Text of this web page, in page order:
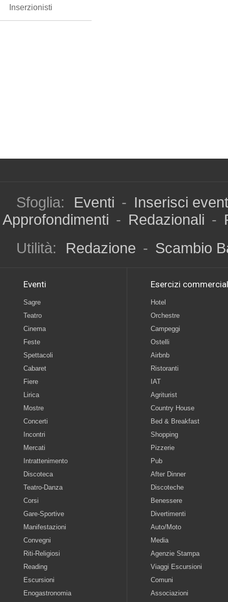
Inserzionisti
Sfoglia: Eventi - Inserisci
Approfondimenti - Redazionali -
Utilità:
Redazione - Scambio
Eventi
Sagre
Teatro
Cinema
Feste
Spettacoli
Cabaret
Fiere
Lirica
Mostre
Concerti
Incontri
Mercati
Intrattenimento
Discoteca
Teatro-Danza
Corsi
Gare-Sportive
Manifestazioni
Convegni
Riti-Religiosi
Reading
Escursioni
Enogastronomia
Esercizi
Hotel
Orchestre
Campeggi
Ostelli
Airbnb
Ristoranti
IAT
Agriturist
Country House
Bed & Breakfast
Shopping
Pizzerie
Pub
After Dinner
Discoteche
Benessere
Divertimenti
Auto/Moto
Media
Agenzie Stampa
Viaggi Escursioni
Comuni
Associazioni